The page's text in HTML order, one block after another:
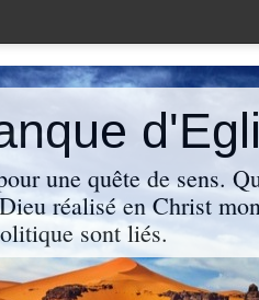
une quête de sens.
réalisé en Christ
sont liés.